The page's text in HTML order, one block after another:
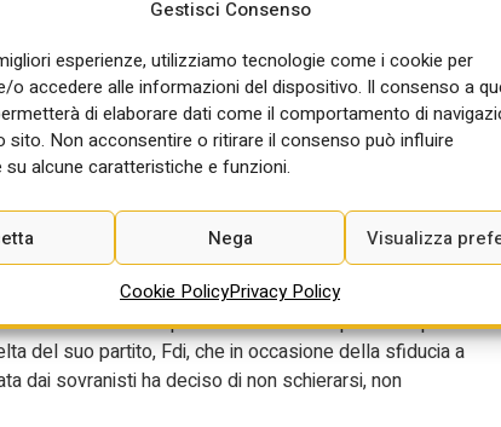
Gestisci Consenso
esperienze, utilizziamo tecnologie come i cookie per
o accedere alle informazioni del dispositivo. Il consenso a
di elaborare dati come il comportamento di
sito. Non acconsentire o ritirare il consenso può influire
su alcune caratteristiche e funzioni.
Nega Visualizza
Cookie PolicyPrivacy Policy
hanno serrato i ranghi anche in vista dell’arrivo della
confermerà la linea della prudenza sui conti
per non alienarsi l’elettorato.
al ceto medio”. L’ipotesi che era stata prospettata è
fino a 60mila che però ha un costo di circa 4 miliardi
tali da garantire un ritorno in termini di consenso. La
di verificarne il risultato.
risorse. Sarà una legge di bilancio leggera con lo
il confronto sul nuovo quadro di finanziamento
crticato. Meloni per ora ha evitato di prendere
del suo partito, Fdi, che in occasione della sfiducia a
dai sovranisti ha deciso di non schierarsi, non